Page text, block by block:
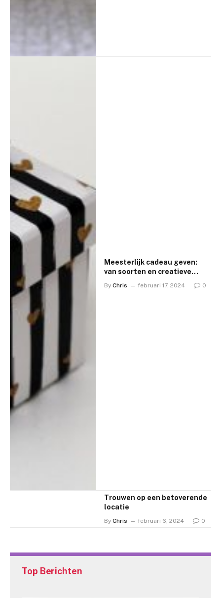
Meesterlijk cadeau geven:
van soorten en creatieve
ideeën tot het kiezen van de
perfecte en het belang van
By Chris februari 17, 2024 0
Trouwen op een betoverende
locatie
By Chris februari 6, 2024 0
Top Berichten